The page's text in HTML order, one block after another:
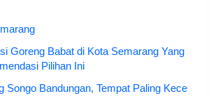
Goreng Babat di Kota Semarang Yang
Pilihan Ini
Songo Bandungan, Tempat Paling Kece